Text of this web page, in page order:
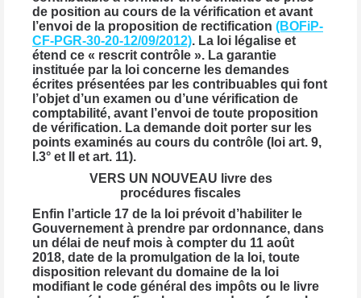
de position au cours de la vérification et avant
l’envoi de la proposition de rectification (BOFiP-
CF-PGR-30-20-12/09/2012). La loi légalise et
étend ce « rescrit contrôle ». La garantie
instituée par la loi concerne les demandes
écrites présentées par les contribuables qui font
l’objet d’un examen ou d’une vérification de
comptabilité, avant l’envoi de toute proposition
de vérification. La demande doit porter sur les
points examinés au cours du contrôle (loi art. 9,
I.3° et II et art. 11).
VERS UN NOUVEAU livre des
procédures fiscales
Enfin l’article 17 de la loi prévoit d’habiliter le
Gouvernement à prendre par ordonnance, dans
un délai de neuf mois à compter du 11 août
2018, date de la promulgation de la loi, toute
disposition relevant du domaine de la loi
modifiant le code général des impôts ou le livre